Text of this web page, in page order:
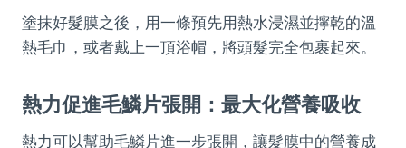
塗抹好髮膜之後，用一條預先用熱水浸濕並擰乾的溫
熱毛巾，或者戴上一頂浴帽，將頭髮完全包裹起來。
熱力促進毛鱗片張開：最大化營養吸收
熱力可以幫助毛鱗片進一步張開，讓髮膜中的營養成